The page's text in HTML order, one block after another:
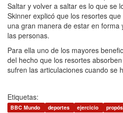
Saltar y volver a saltar es lo que se
Skinner explicó que los resortes
una gran manera de estar en
las personas.
Para ella uno de los mayores
del hecho que los resortes
sufren las articulaciones cuando se
Etiquetas:
BBC Mundo deportes ejercicio